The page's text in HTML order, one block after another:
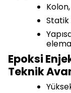
Epoksi
Teknik